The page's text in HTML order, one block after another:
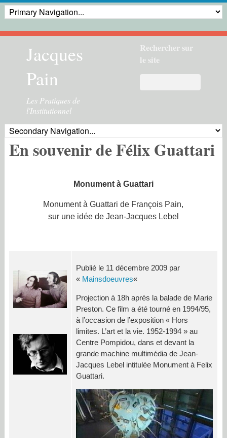
Jacques
Pain
Les Pratiques de
l'Institutionnel
Rechercher sur
le site
En souvenir de Félix Guattari
Monument à Guattari
Monument à Guattari de François Pain,
sur une idée de Jean-Jacques Lebel
Publié le 11 décembre 2009 par
« Mainsdoeuvres«
Projection à 18h après la balade de Marie
Preston. Ce film a été tourné en 1994/95,
à l’occasion de l’exposition « Hors
limites. L’art et la vie. 1952-1994 » au
Centre Pompidou, dans et devant la
grande machine multimédia de Jean-
Jacques Lebel intitulée Monument à Felix
Guattari.